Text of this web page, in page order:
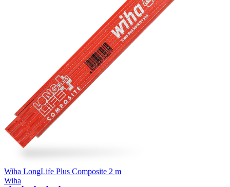
Wiha LongLife Plus Composite 2 m
Wiha